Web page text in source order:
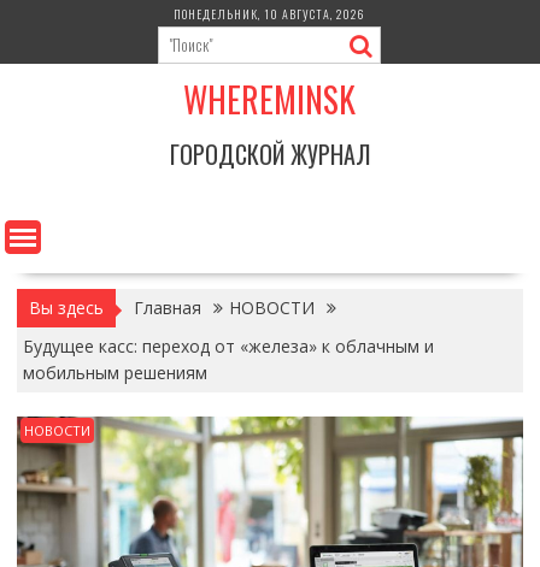
содержимому
ПОНЕДЕЛЬНИК, 10 АВГУСТА, 2026
WHEREMINSK
ГОРОДСКОЙ ЖУРНАЛ
Вы здесь Главная
НОВОСТИ
Будущее касс: переход от «железа» к облачным и
мобильным решениям
НОВОСТИ